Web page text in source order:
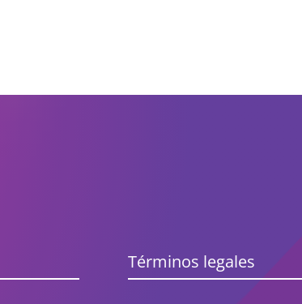
Términos legales